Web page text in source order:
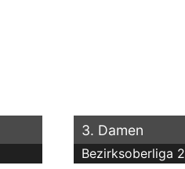
3. Damen
Bezirksoberliga 2